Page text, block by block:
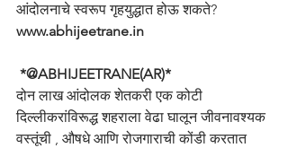
आंदोलनाचे स्वरूप गृहयुद्धात होऊ शकते?
www.abhijeetrane.in
*@ABHIJEETRANE(AR)*
दोन लाख आंदोलक शेतकरी एक कोटी
दिल्लीकरांविरूद्ध शहराला वेढा घालून जीवनावश्यक
वस्तूंची , औषधे आणि रोजगाराची कोंडी करतात